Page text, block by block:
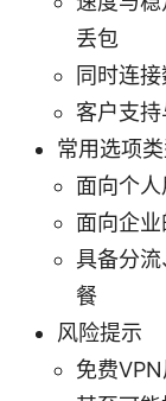
丢包
同时连
客户支
常用选项
面向个
面向企
具备分
餐
风险提示
免费